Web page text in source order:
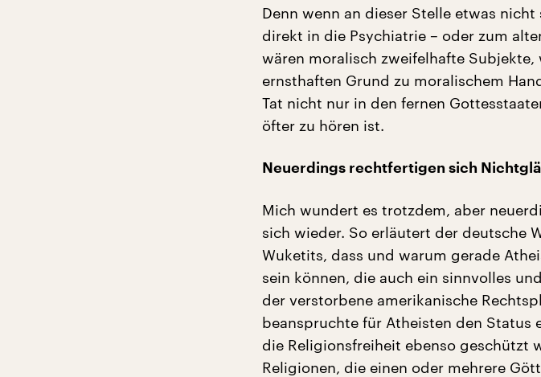
Denn wenn an dieser Stelle etwas
direkt in die Psychiatrie – oder zum
wären moralisch zweifelhafte
ernsthaften Grund zu moralischem
Tat nicht nur in den fernen
öfter zu hören ist.
Neuerdings rechtfertigen sich
Mich wundert es trotzdem, aber
sich wieder. So erläutert der deutsche
Wuketits, dass und warum gerade
sein können, die auch ein sinnvolles
der verstorbene amerikanische
beanspruchte für Atheisten den Status
die Religionsfreiheit ebenso geschützt
Religionen, die einen oder mehrere